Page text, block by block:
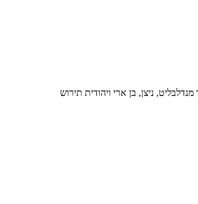
ניצן, בן ארי ויהודית תירוש